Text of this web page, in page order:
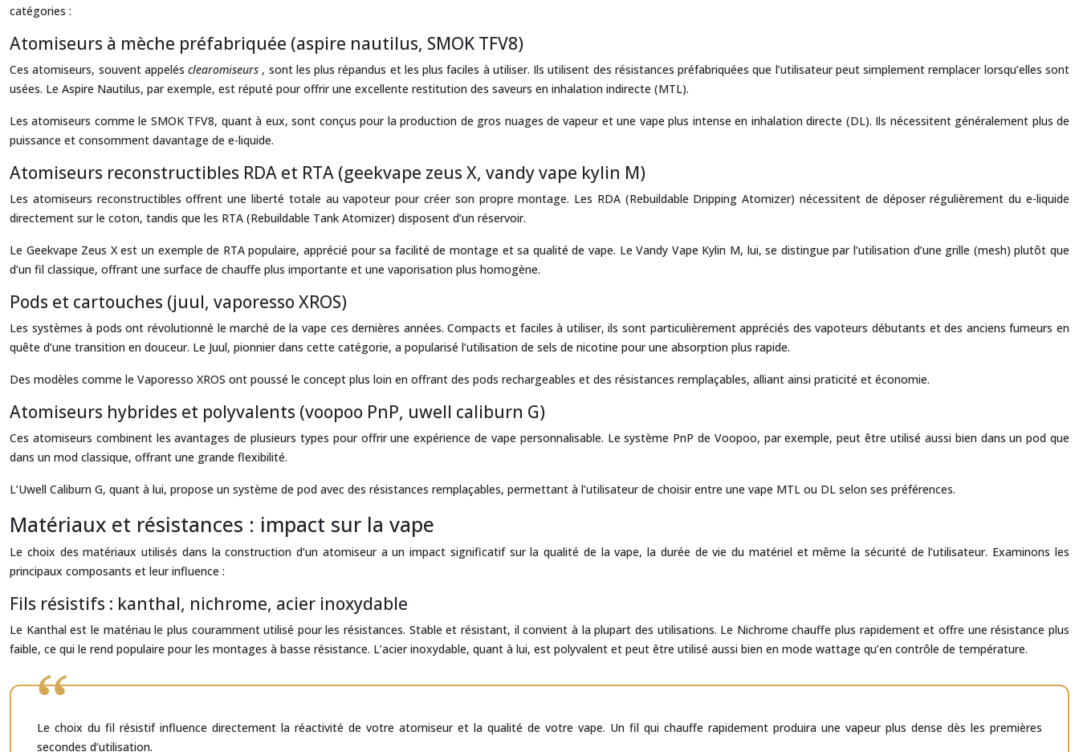
catégories :
Atomiseurs à mèche préfabriquée (aspire nautilus, SMOK TFV8)
Ces atomiseurs, souvent appelésclearomiseurs , sont les plus répandus et les plus faciles à utiliser. Ils utilisent des résistances préfabriquées que l’utilisateur peut simplement remplacer lorsqu’elles sont
usées. Le Aspire Nautilus, par exemple, est réputé pour offrir une excellente restitution des saveurs en inhalation indirecte (MTL).
Les atomiseurs comme le SMOK TFV8, quant à eux, sont conçus pour la production de gros nuages de vapeur et une vape plus intense en inhalation directe (DL). Ils nécessitent généralement plus de
puissance et consomment davantage de e-liquide.
Atomiseurs reconstructibles RDA et RTA (geekvape zeus X, vandy vape kylin M)
Les atomiseurs reconstructibles offrent une liberté totale au vapoteur pour créer son propre montage. Les RDA (Rebuildable Dripping Atomizer) nécessitent de déposer régulièrement du e-liquide
directement sur le coton, tandis que les RTA (Rebuildable Tank Atomizer) disposent d’un réservoir.
Le Geekvape Zeus X est un exemple de RTA populaire, apprécié pour sa facilité de montage et sa qualité de vape. Le Vandy Vape Kylin M, lui, se distingue par l’utilisation d’une grille (mesh) plutôt que
d’un fil classique, offrant une surface de chauffe plus importante et une vaporisation plus homogène.
Pods et cartouches (juul, vaporesso XROS)
Les systèmes à pods ont révolutionné le marché de la vape ces dernières années. Compacts et faciles à utiliser, ils sont particulièrement appréciés des vapoteurs débutants et des anciens fumeurs en
quête d’une transition en douceur. Le Juul, pionnier dans cette catégorie, a popularisé l’utilisation de sels de nicotine pour une absorption plus rapide.
Des modèles comme le Vaporesso XROS ont poussé le concept plus loin en offrant des pods rechargeables et des résistances remplaçables, alliant ainsi praticité et économie.
Atomiseurs hybrides et polyvalents (voopoo PnP, uwell caliburn G)
Ces atomiseurs combinent les avantages de plusieurs types pour offrir une expérience de vape personnalisable. Le système PnP de Voopoo, par exemple, peut être utilisé aussi bien dans un pod que
dans un mod classique, offrant une grande flexibilité.
L’Uwell Caliburn G, quant à lui, propose un système de pod avec des résistances remplaçables, permettant à l’utilisateur de choisir entre une vape MTL ou DL selon ses préférences.
Matériaux et résistances : impact sur la vape
Le choix des matériaux utilisés dans la construction d’un atomiseur a un impact significatif sur la qualité de la vape, la durée de vie du matériel et même la sécurité de l’utilisateur. Examinons les
principaux composants et leur influence :
Fils résistifs : kanthal, nichrome, acier inoxydable
Le Kanthal est le matériau le plus couramment utilisé pour les résistances. Stable et résistant, il convient à la plupart des utilisations. Le Nichrome chauffe plus rapidement et offre une résistance plus
faible, ce qui le rend populaire pour les montages à basse résistance. L’acier inoxydable, quant à lui, est polyvalent et peut être utilisé aussi bien en mode wattage qu’en contrôle de température.
Le choix du fil résistif influence directement la réactivité de votre atomiseur et la qualité de votre vape. Un fil qui chauffe rapidement produira une vapeur plus dense dès les premières
secondes d’utilisation.